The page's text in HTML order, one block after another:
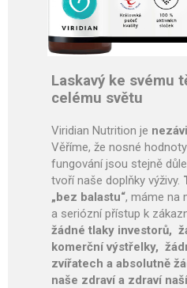
Laskavý ke svému
celému světu
Viridian Nutrition je
Věříme, že nosné
fungování jsou stejně
tvoří naše doplňky výživy.
„bez balastu“, máme na
a seriózní přístup k
žádné tlaky investorů,
komerční výstřelky,
zvířatech a absolutně
naše zdraví a zdraví